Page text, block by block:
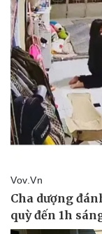
Pháp luật
Vụ án
Tin nóng
Tư vấn luật